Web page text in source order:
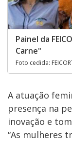
Painel da
Carne"
Foto cedida:
A atuação
presença na
inovação e
“As mulheres